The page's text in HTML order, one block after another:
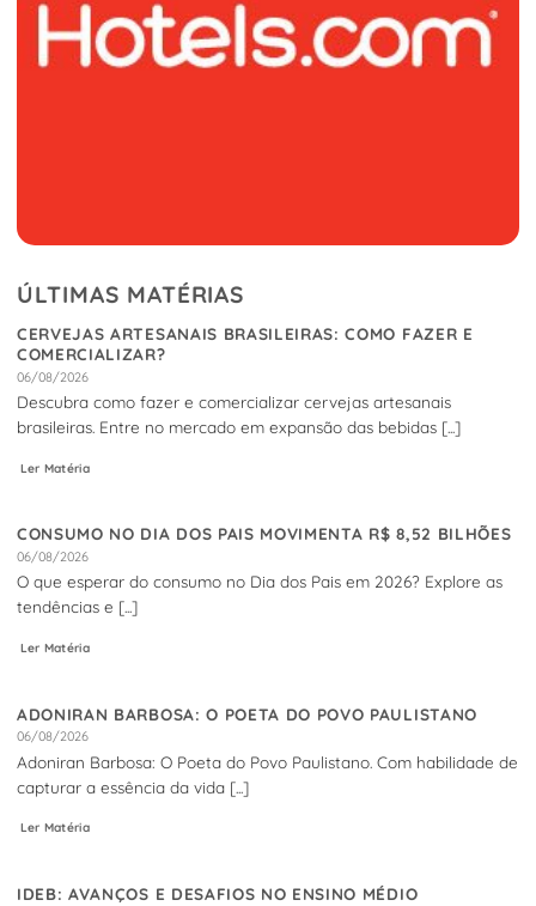
ÚLTIMAS MATÉRIAS
CERVEJAS ARTESANAIS BRASILEIRAS: COMO FAZER E
COMERCIALIZAR?
06/08/2026
Descubra como fazer e comercializar cervejas artesanais
brasileiras. Entre no mercado em expansão das bebidas [...]
Ler Matéria
CONSUMO NO DIA DOS PAIS MOVIMENTA R$ 8,52 BILHÕES
06/08/2026
O que esperar do consumo no Dia dos Pais em 2026? Explore as
tendências e [...]
Ler Matéria
ADONIRAN BARBOSA: O POETA DO POVO PAULISTANO
06/08/2026
Adoniran Barbosa: O Poeta do Povo Paulistano. Com habilidade de
capturar a essência da vida [...]
Ler Matéria
IDEB: AVANÇOS E DESAFIOS NO ENSINO MÉDIO